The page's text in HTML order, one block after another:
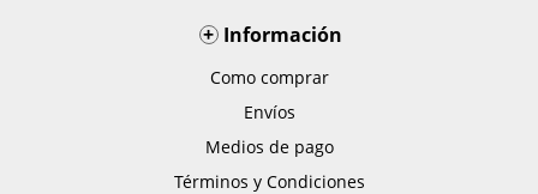
+Información
Como comprar
Envíos
Medios de pago
Términos y Condiciones